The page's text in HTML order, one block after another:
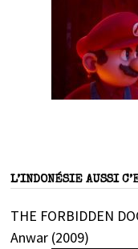
L’INDONÉSIE AUSSI
THE FORBIDDEN
Anwar (2009)